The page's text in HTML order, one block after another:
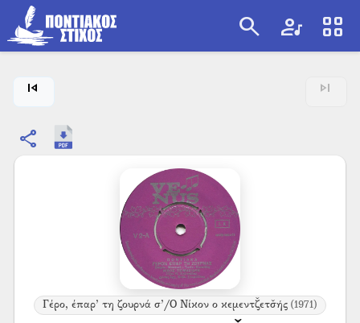
search artist view_cozy
skip_previous skip_next
share
Γέρο, έπαρ’ τη ζουρνά σ’/Ο Νίκον ο κεμεντζ̌ετσ̌ής (1971)